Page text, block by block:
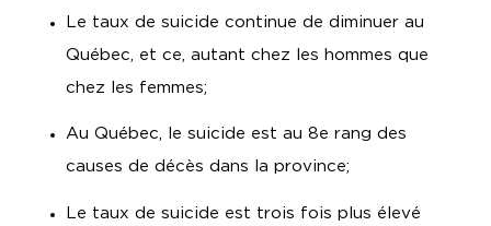
Le taux de suicide continue de diminuer au
Québec, et ce, autant chez les hommes que
chez les femmes;
Au Québec, le suicide est au 8e rang des
causes de décès dans la province;
Le taux de suicide est trois fois plus élevé